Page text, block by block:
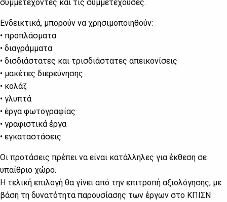
συμμετέχοντες και τις συμμετέχουσες.
Ενδεικτικά, μπορούν να χρησιμοποιηθούν:
• προπλάσματα
• διαγράμματα
• δισδιάστατες και τρισδιάστατες απεικονίσεις
• μακέτες διερεύνησης
• κολάζ
• γλυπτά
• έργα φωτογραφίας
• γραφιστικά έργα
• εγκαταστάσεις
Οι προτάσεις πρέπει να είναι κατάλληλες για έκθεση σε
υπαίθριο χώρο.
Η τελική επιλογή θα γίνει από την επιτροπή αξιολόγησης, με
βάση τη δυνατότητα παρουσίασης των έργων στο ΚΠΙΣΝ